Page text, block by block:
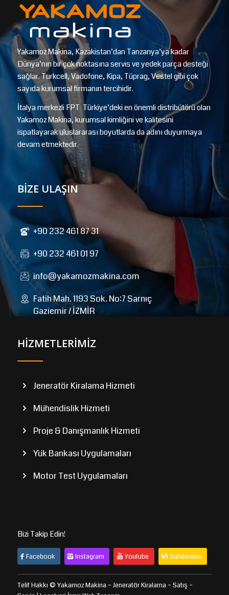
HİZMETLERİMİZ
Jeneratör Kiralama Hizmeti
Mühendislik Hizmeti
Proje & Danışmanlık Hizmeti
Yük Bankası Uygulamaları
Motor Test Uygulamaları
BİZE ULAŞIN
+90 232 461 87 31
+90 232 461 01 97
info@yakamozmakina.com
Fatih Mah. 1193 Sok. No:7 Sarnıç
Gaziemir / İZMİR
Bizi Takip Edin!
Facebook Instagram Youtube Sahibinden
Telif Hakkı © Yakamoz Makina – Jeneratör Kiralama – Satış –
Yakamoz Makina, Kazakistan’dan Tanzanya’ya kadar
Dünya’nın bir çok noktasına servis ve yedek parça desteği
sağlar. Turkcell, Vadofone, Kipa, Tüprag, Vestel gibi çok
sayıda kurumsal firmanın tercihidir.
İtalya merkezli FPT Türkiye’deki en önemli distribütörü olan
Yakamoz Makina, kurumsal kimliğini ve kalitesini
ispatlayarak uluslararası boyutlarda da adını duyurmaya
devam etmektedir.